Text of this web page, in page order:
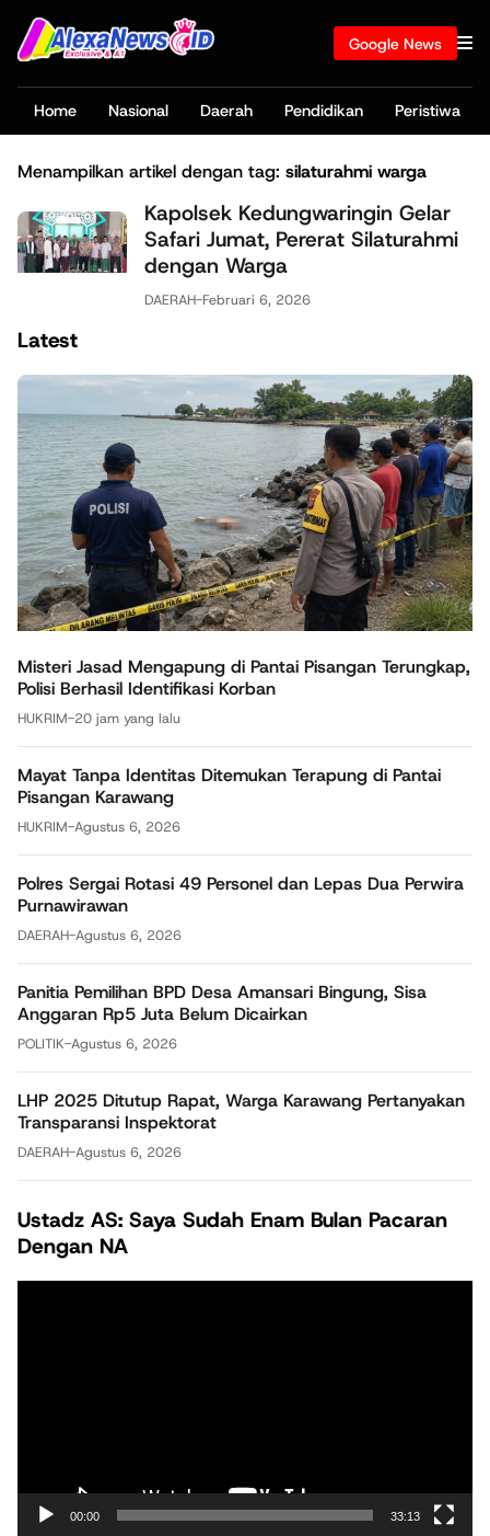
Google News
Home Nasional Daerah Pendidikan Peristiwa
Menampilkan artikel dengan tag: silaturahmi warga
Kapolsek Kedungwaringin Gelar
Safari Jumat, Pererat Silaturahmi
dengan Warga
DAERAH-Februari 6, 2026
Latest
Misteri Jasad Mengapung di Pantai Pisangan Terungkap,
Polisi Berhasil Identifikasi Korban
HUKRIM-20 jam yang lalu
Mayat Tanpa Identitas Ditemukan Terapung di Pantai
Pisangan Karawang
HUKRIM-Agustus 6, 2026
Polres Sergai Rotasi 49 Personel dan Lepas Dua Perwira
Purnawirawan
DAERAH-Agustus 6, 2026
Panitia Pemilihan BPD Desa Amansari Bingung, Sisa
Anggaran Rp5 Juta Belum Dicairkan
POLITIK-Agustus 6, 2026
LHP 2025 Ditutup Rapat, Warga Karawang Pertanyakan
Transparansi Inspektorat
DAERAH-Agustus 6, 2026
Ustadz AS: Saya Sudah Enam Bulan Pacaran
Dengan NA
00:00 33:13